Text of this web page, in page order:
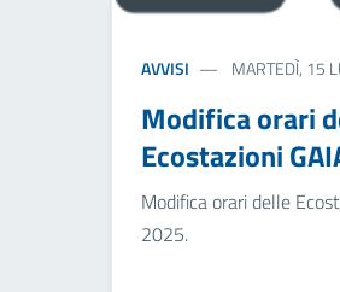
AVVISI MARTEDÌ, 15
Modifica orari
Ecostazioni
Modifica orari delle
2025.